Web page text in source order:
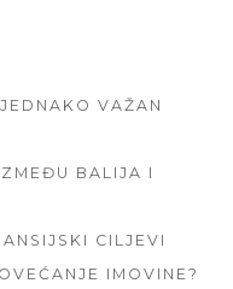
VAŽAN
BALIJA I
CILJEVI
IMOVINE?